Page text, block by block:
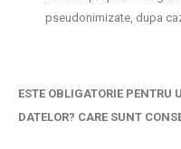
pseudonimizate, dupa
ESTE OBLIGATORIE
DATELOR? CARE SUNT